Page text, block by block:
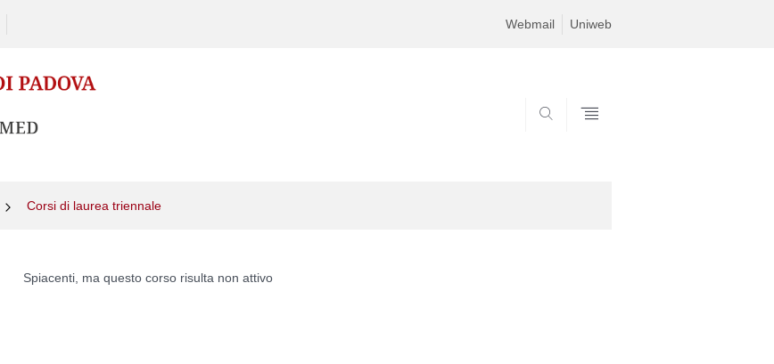
Webmail Uniweb
Corsi di laurea triennale
Spiacenti, ma questo corso risulta non attivo